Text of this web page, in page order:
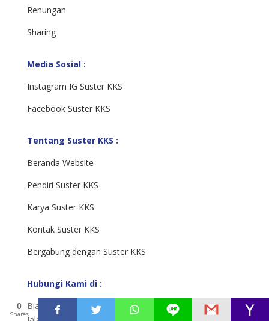
0
Shares
Renungan
Sharing
Media Sosial :
Instagram IG Suster KKS
Facebook Suster KKS
Tentang Suster KKS :
Beranda Website
Pendiri Suster KKS
Karya Suster KKS
Kontak Suster KKS
Bergabung dengan Suster KKS
Hubungi Kami di :
Biara Pusat KKS